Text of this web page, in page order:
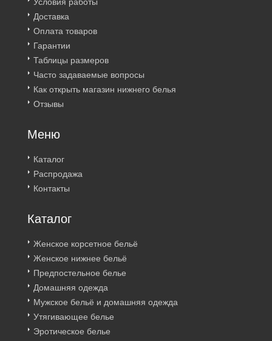
Условия работы
Доставка
Оплата товаров
Гарантии
Таблицы размеров
Часто задаваемые вопросы
Как открыть магазин нижнего белья
Отзывы
Меню
Каталог
Распродажа
Контакты
Каталог
Женское корсетное бельё
Женское нижнее бельё
Предпостельное белье
Домашняя одежда
Мужское бельё и домашняя одежда
Утягивающее белье
Эротическое белье